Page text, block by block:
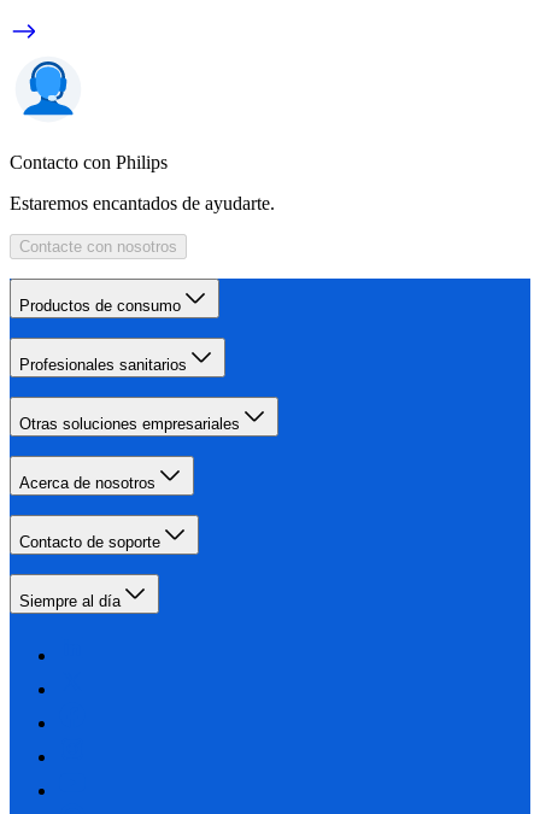
Contacto con Philips
Estaremos encantados de ayudarte.
Contacte con nosotros
Productos de consumo
Profesionales sanitarios
Otras soluciones empresariales
Acerca de nosotros
Contacto de soporte
Siempre al día